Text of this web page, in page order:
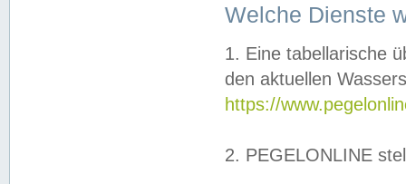
Welche Dienste
1. Eine tabellarische
den aktuellen
https://
2. PEGELONLINE